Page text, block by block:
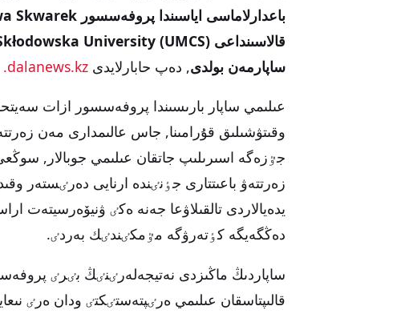
ساپارمەن بولدى, دەپ حابارلايدى dalanews.kz.
وقىتۋشىلىق قۇرامىنا, جاس عالىمدارى مەن
جٷزەگە اسىرىلىپ جاتقان عىلىمي جوبالار,
زەرتتەۋ باعىتتارى جٶنٸندە ارنايى دەرٸستەر
يدەيالاردى تالقىلاۋعا جەنە ەكٸ ۋنيۆەرسيتەت
دەڭگەيگە كٶتەرۋگە مٷمكٸندٸك بەردٸ.
قالىپتاسقان عىلىمي ەرٸپتەستٸكتٸ ودان ەرٸ